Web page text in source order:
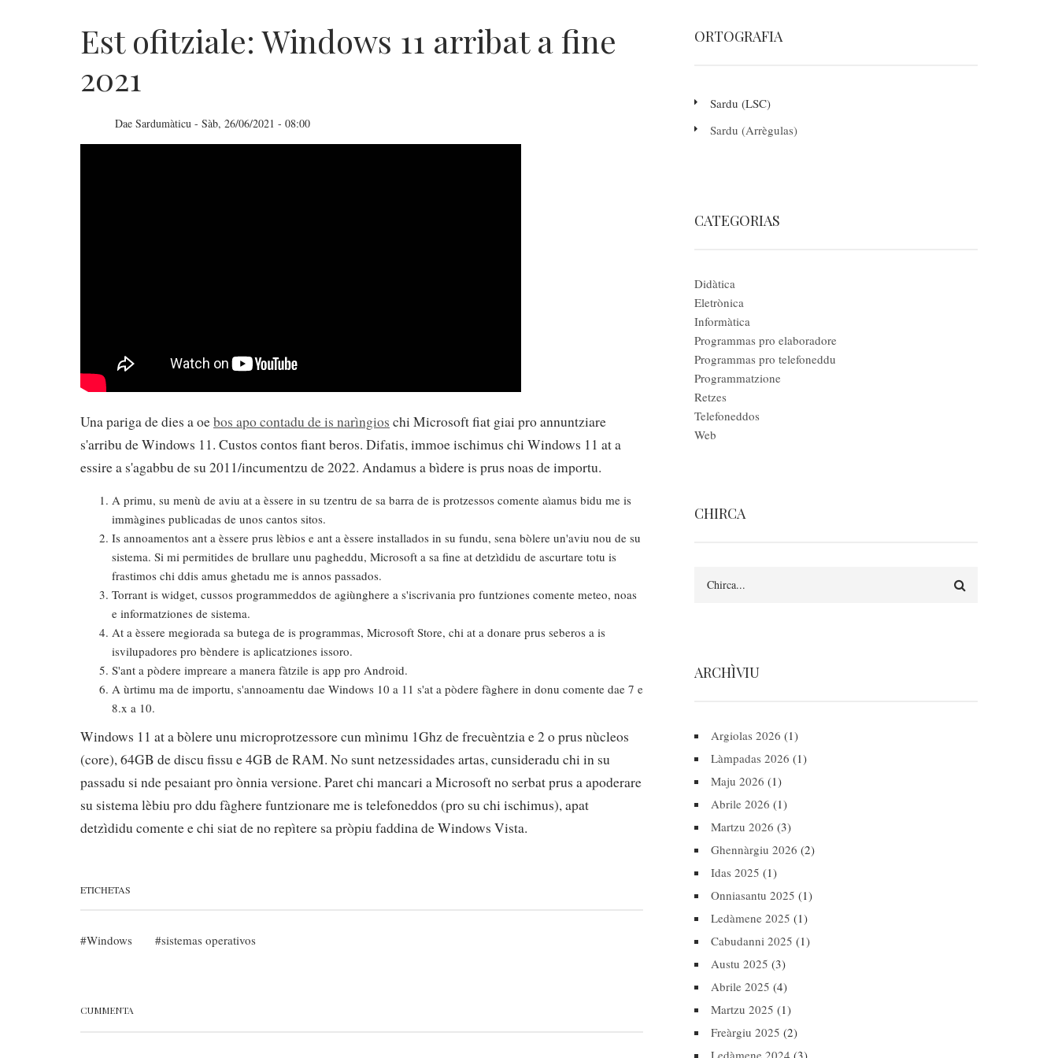
Est ofitziale: Windows 11 arribat a fine
2021
2021
Dae Sardumàticu - Sàb, 26/06/2021 - 08:00
Una pariga de dies a oebos apo contadu de is narìngios chi Microsoft fiat giai pro annuntziare
s'arribu de Windows 11. Custos contos fiant beros. Difatis, immoe ischimus chi Windows 11 at a
essire a s'agabbu de su 2011/incumentzu de 2022. Andamus a bìdere is prus noas de importu.
A primu, su menù de aviu at a èssere in su tzentru de sa barra de is protzessos comente aìamus bidu me is
immàgines publicadas de unos cantos sitos.
Is annoamentos ant a èssere prus lèbios e ant a èssere installados in su fundu, sena bòlere un'aviu nou de su
sistema. Si mi permitides de brullare unu pagheddu, Microsoft a sa fine at detzìdidu de ascurtare totu is
frastimos chi ddis amus ghetadu me is annos passados.
Torrant is widget, cussos programmeddos de agiùnghere a s'iscrivania pro funtziones comente meteo, noas
e informatziones de sistema.
At a èssere megiorada sa butega de is programmas, Microsoft Store, chi at a donare prus seberos a is
isvilupadores pro bèndere is aplicatziones issoro.
S'ant a pòdere impreare a manera fàtzile is app pro Android.
A ùrtimu ma de importu, s'annoamentu dae Windows 10 a 11 s'at a pòdere fàghere in donu comente dae 7 e
8.x a 10.
Windows 11 at a bòlere unu microprotzessore cun mìnimu 1Ghz de frecuèntzia e 2 o prus nùcleos
(core), 64GB de discu fissu e 4GB de RAM. No sunt netzessidades artas, cunsideradu chi in su
passadu si nde pesaiant pro ònnia versione. Paret chi mancari a Microsoft no serbat prus a apoderare
su sistema lèbiu pro ddu fàghere funtzionare me is telefoneddos (pro su chi ischimus), apat
detzìdidu comente e chi siat de no repìtere sa pròpiu faddina de Windows Vista.
ETICHETAS
Windows sistemas operativos
CUMMENTA
ORTOGRAFIA
Sardu (LSC)
Sardu (Arrègulas)
CATEGORIAS
Didàtica
Eletrònica
Informàtica
Programmas pro elaboradore
Programmas pro telefoneddu
Programmatzione
Retzes
Telefoneddos
Web
CHIRCA
ARCHÌVIU
Argiolas 2026 (1)
Làmpadas 2026 (1)
Maju 2026 (1)
Abrile 2026 (1)
Martzu 2026 (3)
Ghennàrgiu 2026 (2)
Idas 2025 (1)
Onniasantu 2025 (1)
Ledàmene 2025 (1)
Cabudanni 2025 (1)
Austu 2025 (3)
Abrile 2025 (4)
Martzu 2025 (1)
Freàrgiu 2025 (2)
Ledàmene 2024 (3)